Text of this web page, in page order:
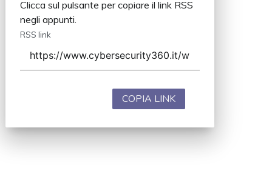
Clicca sul pulsante per copiare il link RSS
negli appunti.
RSS link
COPIA LINK